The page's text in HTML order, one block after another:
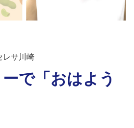
レサ川崎
で「おはよう